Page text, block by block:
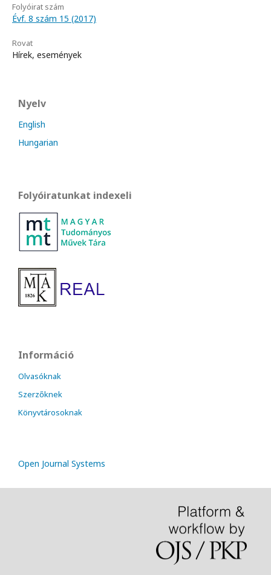
Folyóirat szám
Évf. 8 szám 15 (2017)
Rovat
Hírek, események
Nyelv
English
Hungarian
Folyóiratunkat indexeli
Információ
Olvasóknak
Szerzőknek
Könyvtárosoknak
Open Journal Systems